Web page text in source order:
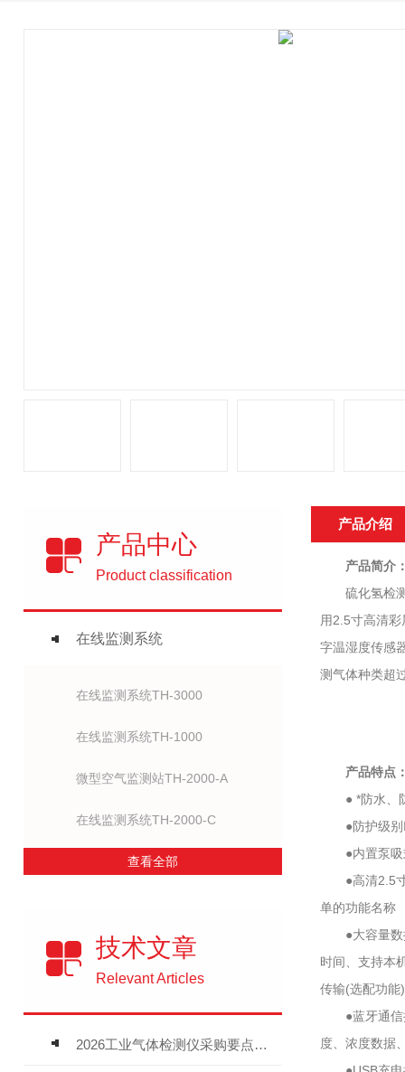
产品中心
Product classification
在线监测系统
在线监测系统TH-3000
在线监测系统TH-1000
微型空气监测站TH-2000-A
在线监测系统TH-2000-C
查看全部
技术文章
Relevant Articles
2026工业气体检测仪采购要点：如何分辨固定式、复合、泵吸式检测仪优劣
产品介绍
产品简介
硫化氢检测
用2.5寸高清
字温湿度传感
测气体种类超
产品特点
● *防水、防
●防护级别
●内置泵吸式
●高清2.5寸
单的功能名称
●大容量数据
时间、支持本
传输(选配功能)
●蓝牙通信接
度、浓度数据